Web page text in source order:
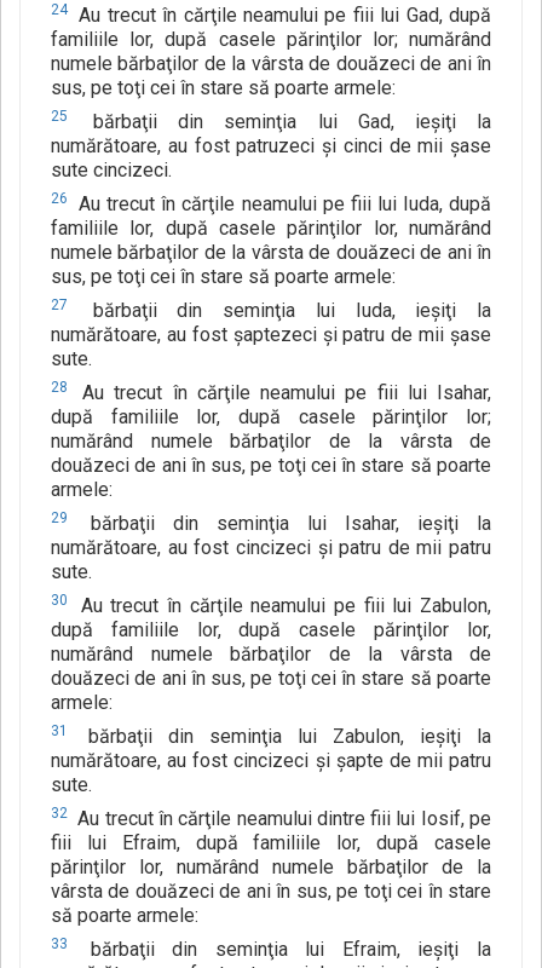
24
Au trecut în cărţile neamului pe fiii lui Gad, după
familiile lor, după casele părinţilor lor; numărând
numele bărbaţilor de la vârsta de douăzeci de ani în
sus, pe toţi cei în stare să poarte armele:
25
bărbaţii din seminţia lui Gad, ieşiţi la
numărătoare, au fost patruzeci şi cinci de mii şase
sute cincizeci.
26
Au trecut în cărţile neamului pe fiii lui Iuda, după
familiile lor, după casele părinţilor lor, numărând
numele bărbaţilor de la vârsta de douăzeci de ani în
sus, pe toţi cei în stare să poarte armele:
27
bărbaţii din seminţia lui Iuda, ieşiţi la
numărătoare, au fost şaptezeci şi patru de mii şase
sute.
28
Au trecut în cărţile neamului pe fiii lui Isahar,
după familiile lor, după casele părinţilor lor;
numărând numele bărbaţilor de la vârsta de
douăzeci de ani în sus, pe toţi cei în stare să poarte
armele:
29
bărbaţii din seminţia lui Isahar, ieşiţi la
numărătoare, au fost cincizeci şi patru de mii patru
sute.
30
Au trecut în cărţile neamului pe fiii lui Zabulon,
după familiile lor, după casele părinţilor lor,
numărând numele bărbaţilor de la vârsta de
douăzeci de ani în sus, pe toţi cei în stare să poarte
armele:
31
bărbaţii din seminţia lui Zabulon, ieşiţi la
numărătoare, au fost cincizeci şi şapte de mii patru
sute.
32 Au trecut în cărţile neamului dintre fiii lui Iosif, pe
fiii lui Efraim, după familiile lor, după casele
părinţilor lor, numărând numele bărbaţilor de la
vârsta de douăzeci de ani în sus, pe toţi cei în stare
să poarte armele:
33
bărbaţii din seminţia lui Efraim, ieşiţi la